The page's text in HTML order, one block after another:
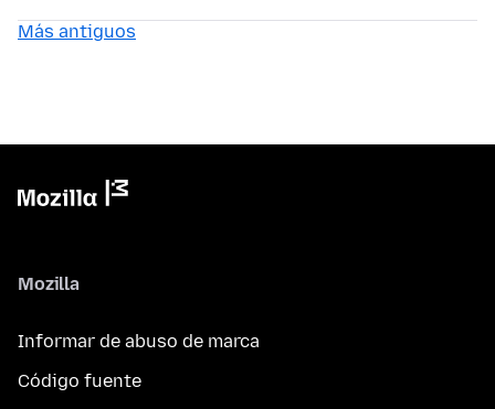
Más antiguos
Mozilla
Informar de abuso de marca
Código fuente